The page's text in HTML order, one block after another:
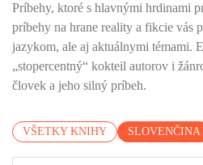
Príbehy, ktoré s hlavnými hrdinami
príbehy na hrane reality a fikcie vás
jazykom, ale aj aktuálnymi témami.
„stopercentný“ kokteil autorov i
človek a jeho silný príbeh.
VŠETKY KNIHY SLOVENČINA